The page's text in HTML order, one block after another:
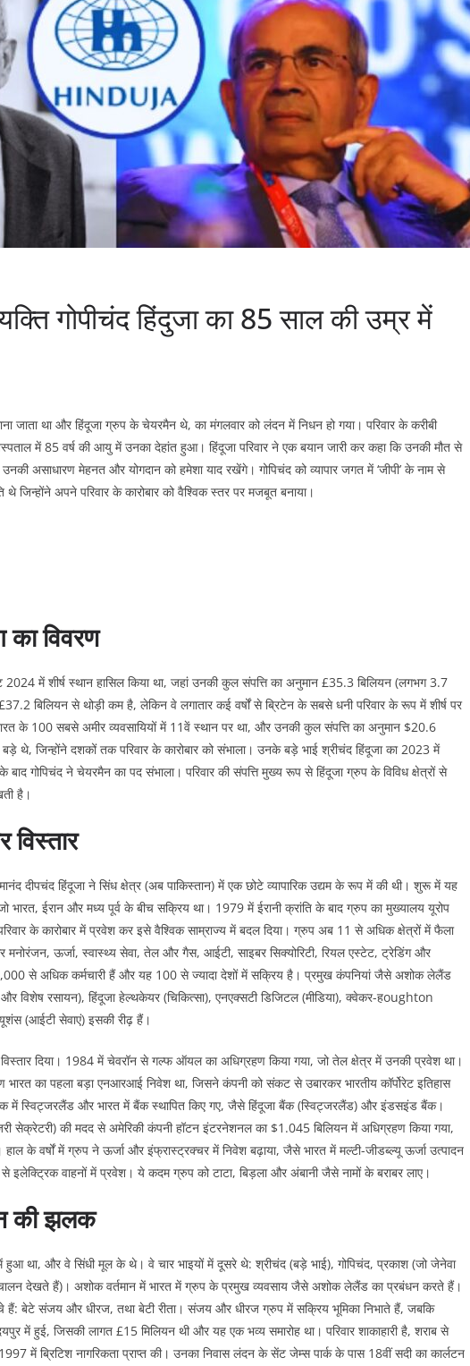
गोपीचंद हिंदुजा का 85 साल की उम्र में
जाता था और हिंदूजा ग्रुप के चेयरमैन थे, का मंगलवार को लंदन में निधन हो गया। परिवार के करीबी
में 85 वर्ष की आयु में उनका देहांत हुआ। हिंदूजा परिवार ने एक बयान जारी कर कहा कि उनकी मौत से
असाधारण मेहनत और योगदान को हमेशा याद रखेंगे। गोपिचंद को व्यापार जगत में ‘जीपी’ के नाम से
जिन्होंने अपने परिवार के कारोबार को वैश्विक स्तर पर मजबूत बनाया।​
का विवरण
2024 में शीर्ष स्थान हासिल किया था, जहां उनकी कुल संपत्ति का अनुमान £35.3 बिलियन (लगभग 3.7
बिलियन से थोड़ी कम है, लेकिन वे लगातार कई वर्षों से ब्रिटेन के सबसे धनी परिवार के रूप में शीर्ष पर
के 100 सबसे अमीर व्यवसायियों में 11वें स्थान पर था, और उनकी कुल संपत्ति का अनुमान $20.6
थे, जिन्होंने दशकों तक परिवार के कारोबार को संभाला। उनके बड़े भाई श्रीचंद हिंदूजा का 2023 में
गोपिचंद ने चेयरमैन का पद संभाला। परिवार की संपत्ति मुख्य रूप से हिंदूजा ग्रुप के विविध क्षेत्रों से
है।​
विस्तार
दीपचंद हिंदूजा ने सिंध क्षेत्र (अब पाकिस्तान) में एक छोटे व्यापारिक उद्यम के रूप में की थी। शुरू में यह
भारत, ईरान और मध्य पूर्व के बीच सक्रिय था। 1979 में ईरानी क्रांति के बाद ग्रुप का मुख्यालय यूरोप
के कारोबार में प्रवेश कर इसे वैश्विक साम्राज्य में बदल दिया। ग्रुप अब 11 से अधिक क्षेत्रों में फैला
मनोरंजन, ऊर्जा, स्वास्थ्य सेवा, तेल और गैस, आईटी, साइबर सिक्योरिटी, रियल एस्टेट, ट्रेडिंग और
से अधिक कर्मचारी हैं और यह 100 से ज्यादा देशों में सक्रिय है। प्रमुख कंपनियां जैसे अशोक लेलैंड
विशेष रसायन), हिंदूजा हेल्थकेयर (चिकित्सा), एनएक्सटी डिजिटल (मीडिया), क्वेकर-हoughton
(आईटी सेवाएं) इसकी रीढ़ हैं।​
दिया। 1984 में चेवरॉन से गल्फ ऑयल का अधिग्रहण किया गया, जो तेल क्षेत्र में उनकी प्रवेश था।
का पहला बड़ा एनआरआई निवेश था, जिसने कंपनी को संकट से उबारकर भारतीय कॉर्पोरेट इतिहास
में स्विट्जरलैंड और भारत में बैंक स्थापित किए गए, जैसे हिंदूजा बैंक (स्विट्जरलैंड) और इंडसइंड बैंक।
सेक्रेटरी) की मदद से अमेरिकी कंपनी हॉटन इंटरनेशनल का $1.045 बिलियन में अधिग्रहण किया गया,
हाल के वर्षों में ग्रुप ने ऊर्जा और इंफ्रास्ट्रक्चर में निवेश बढ़ाया, जैसे भारत में मल्टी-जीडब्ल्यू ऊर्जा उत्पादन
से इलेक्ट्रिक वाहनों में प्रवेश। ये कदम ग्रुप को टाटा, बिड़ला और अंबानी जैसे नामों के बराबर लाए।​
की झलक
था, और वे सिंधी मूल के थे। वे चार भाइयों में दूसरे थे: श्रीचंद (बड़े भाई), गोपिचंद, प्रकाश (जो जेनेवा
देखते हैं)। अशोक वर्तमान में भारत में ग्रुप के प्रमुख व्यवसाय जैसे अशोक लेलैंड का प्रबंधन करते हैं।
हैं: बेटे संजय और धीरज, तथा बेटी रीता। संजय और धीरज ग्रुप में सक्रिय भूमिका निभाते हैं, जबकि
में हुई, जिसकी लागत £15 मिलियन थी और यह एक भव्य समारोह था। परिवार शाकाहारी है, शराब से
में ब्रिटिश नागरिकता प्राप्त की। उनका निवास लंदन के सेंट जेम्स पार्क के पास 18वीं सदी का कार्लटन